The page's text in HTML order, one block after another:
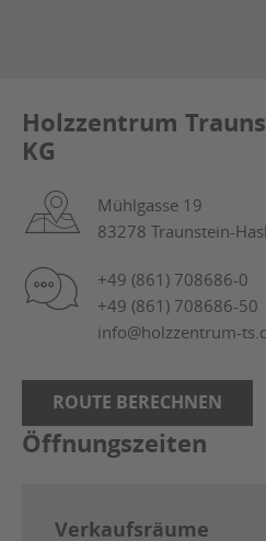
Holzzentrum
KG
Mühlgasse 19
83278 Traunstein-
+49 (861) 708686-0
+49 (861) 708686-50
info@holzzentrum-
ROUTE BERECHNEN
Öffnungszeiten
Verkaufsräume